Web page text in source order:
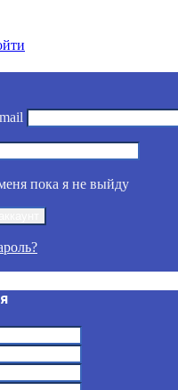
пока я не выйду